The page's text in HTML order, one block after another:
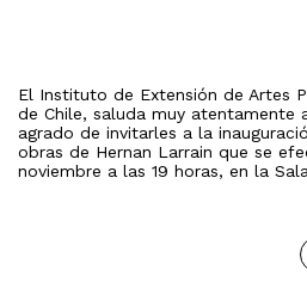
El Instituto de Extensión de Artes
de Chile, saluda muy atentamente
agrado de invitarles a la
obras de Hernan Larrain que se
noviembre a las 19 horas, en la